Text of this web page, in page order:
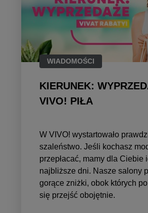
WIADOMOŚCI
KIERUNEK:
VIVO! PIŁA
W VIVO! wystartowało
szaleństwo. Jeśli kochasz
przepłacać, mamy dla Ciebie
najbliższe dni. Nasze salony
gorące zniżki, obok których
się przejść obojętnie.